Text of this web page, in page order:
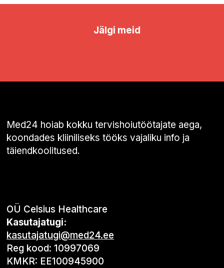
Jälgi meid
Med24 hoiab kokku tervishoiutöötajate aega,
koondades kliiniliseks tööks vajaliku info ja
täiendkoolitused.
OÜ Celsius Healthcare
Kasutajatugi:
kasutajatugi@med24.ee
Reg kood: 10997069
KMKR: EE100945900